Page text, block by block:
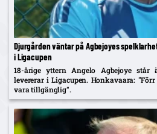
Djurgården väntar på Agbejoyes
i Ligacupen
18-årige yttern Angelo Agbejoye står
levererar i Ligacupen. Honkavaara:
vara tillgänglig".